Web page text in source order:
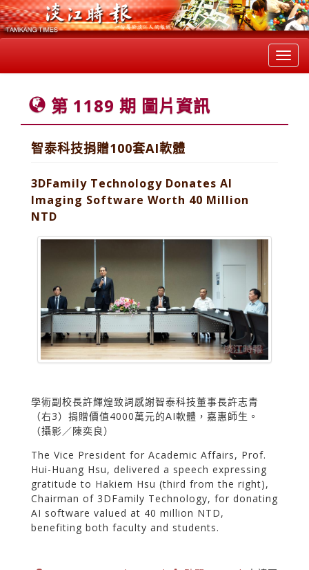
第 1189 期 圖片資訊
智泰科技捐贈100套AI軟體
3DFamily Technology Donates AI
Imaging Software Worth 40 Million
NTD
學術副校長許輝煌致詞感謝智泰科技董事長許志青
（右3）捐贈價值4000萬元的AI軟體，嘉惠師生。
（攝影／陳奕良）
The Vice President for Academic Affairs, Prof.
Hui-Huang Hsu, delivered a speech expressing
gratitude to Hakiem Hsu (third from the right),
Chairman of 3DFamily Technology, for donating
AI software valued at 40 million NTD,
benefiting both faculty and students.